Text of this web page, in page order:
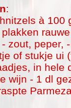
:
à 100
zout, peper,
of stukje ui
in hele
wijn - 1 dl